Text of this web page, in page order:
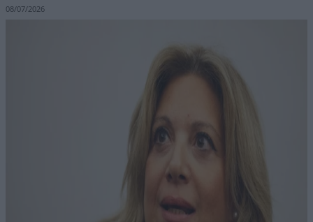
08/07/2026